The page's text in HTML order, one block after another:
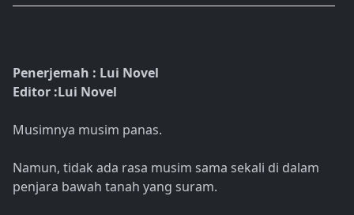
Penerjemah : Lui Novel
Editor :Lui Novel
Musimnya musim panas.
Namun, tidak ada rasa musim sama sekali di dalam
penjara bawah tanah yang suram.